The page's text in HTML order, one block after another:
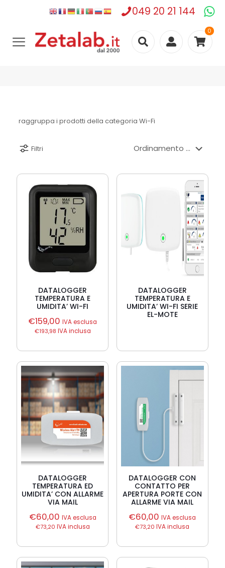
049 20 21 144
0
raggruppa i prodotti della categoria Wi-Fi
Filtri
DATALOGGER
TEMPERATURA E
UMIDITA’ WI-FI
€159,00 IVA esclusa
€193,98 IVA inclusa
DATALOGGER
TEMPERATURA E
UMIDITA’ WI-FI SERIE
EL-MOTE
DATALOGGER
TEMPERATURA ED
UMIDITA’ CON ALLARME
VIA MAIL
€60,00 IVA esclusa
€73,20 IVA inclusa
DATALOGGER CON
CONTATTO PER
APERTURA PORTE CON
ALLARME VIA MAIL
€60,00 IVA esclusa
€73,20 IVA inclusa